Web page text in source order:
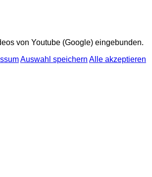
von Youtube (Google) eingebunden.
Auswahl speichern Alle akzeptieren